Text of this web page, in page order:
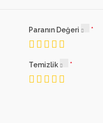
Paranın Değeri
Temizlik